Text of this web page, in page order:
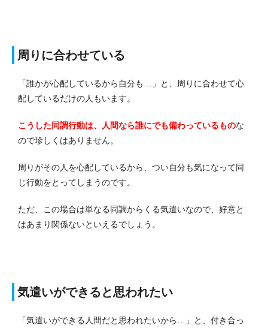
周りに合わせている
「誰かが心配しているから自分も…」と、周りに合わせて心
配しているだけの人もいます。
こうした同調行動は、人間なら誰にでも備わっているものな
ので珍しくはありません。
周りがその人を心配しているから、つい自分も気になって同
じ行動をとってしまうのです。
ただ、この場合は単なる同調からくる気遣いなので、好意と
はあまり関係ないといえるでしょう。
気遣いができると思われたい
「気遣いができる人間だと思われたいから…」と、付き合っ